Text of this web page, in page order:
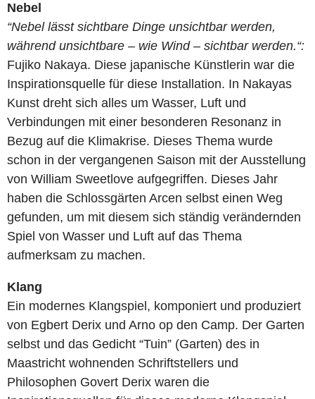
Nebel
“Nebel lässt sichtbare Dinge unsichtbar werden,
während unsichtbare – wie Wind – sichtbar werden.“:
Fujiko Nakaya. Diese japanische Künstlerin war die
Inspirationsquelle für diese Installation. In Nakayas
Kunst dreht sich alles um Wasser, Luft und
Verbindungen mit einer besonderen Resonanz in
Bezug auf die Klimakrise. Dieses Thema wurde
schon in der vergangenen Saison mit der Ausstellung
von William Sweetlove aufgegriffen. Dieses Jahr
haben die Schlossgärten Arcen selbst einen Weg
gefunden, um mit diesem sich ständig verändernden
Spiel von Wasser und Luft auf das Thema
aufmerksam zu machen.
Klang
Ein modernes Klangspiel, komponiert und produziert
von Egbert Derix und Arno op den Camp. Der Garten
selbst und das Gedicht “Tuin” (Garten) des in
Maastricht wohnenden Schriftstellers und
Philosophen Govert Derix waren die